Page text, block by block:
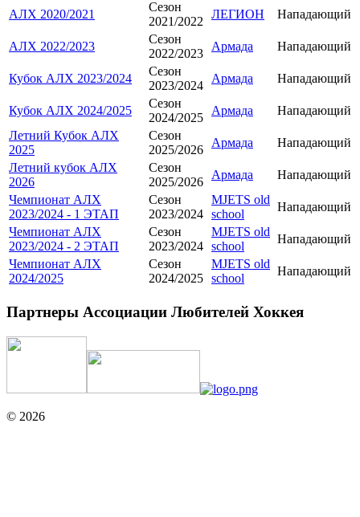
АЛХ 2020/2021
Сезон
2021/2022
ЛЕГИОН Нападающий
АЛХ 2022/2023
Сезон
2022/2023
Армада Нападающий
Кубок АЛХ 2023/2024
Сезон
2023/2024
Армада Нападающий
Кубок АЛХ 2024/2025
Сезон
2024/2025
Армада
Нападающий
Летний Кубок АЛХ
2025
Сезон
2025/2026
Армада
Нападающий
Летний кубок АЛХ
2026
Сезон
2025/2026
Армада
Нападающий
Чемпионат АЛХ
2023/2024 - 1 ЭТАП
Сезон
2023/2024
MJETS old
school
Нападающий
Чемпионат АЛХ
2023/2024 - 2 ЭТАП
Сезон
2023/2024
MJETS old
school
Нападающий
Чемпионат АЛХ
2024/2025
Сезон
2024/2025
MJETS old
school
Нападающий
Партнеры Ассоциации Любителей Хоккея
© 2026